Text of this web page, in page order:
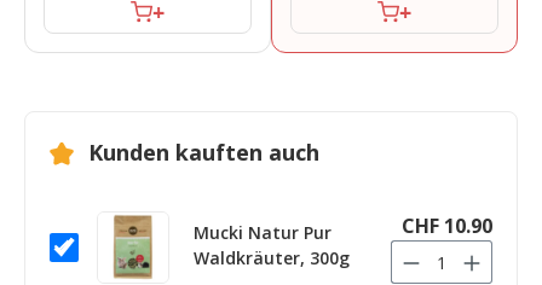
+ +
Kunden kauften auch
Mucki Natur Pur
Waldkräuter, 300g
CHF 10.90